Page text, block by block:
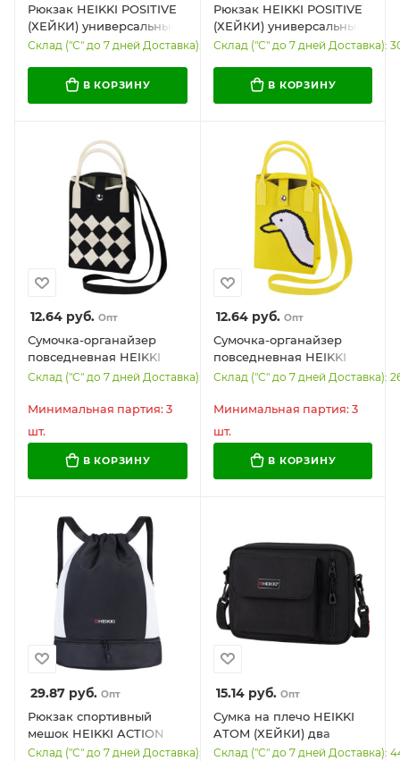
Рюкзак HEIKKI POSITIVE
(ХЕЙКИ) универсальный,
карман-антивор,
см, 273857
Склад ("С" до 7 дней Доставка): 126
В КОРЗИНУ
Рюкзак HEIKKI POSITIVE
(ХЕЙКИ) универсальный,
карман-антивор,
273854
Склад ("С" до 7 дней Доставка):
В КОРЗИНУ
12.64 руб. Опт
Сумочка-органайзер
повседневная HEIKKI
KNIT (ХЕЙКИ) кросс боди,
"Black&White", 273793
Склад ("С" до 7 дней Доставка): 5
Минимальная партия: 3
шт.
В КОРЗИНУ
12.64руб. Опт
Сумочка-органайзер
повседневная HEIKKI
KNIT (ХЕЙКИ) кросс боди,
"Yellow goose", 273791
Склад ("С" до 7 дней Доставка):
Минимальная партия: 3
шт.
В КОРЗИНУ
29.87 руб. Опт
Рюкзак спортивный
мешок HEIKKI ACTION
(ХЕЙКИ) с отделением
Склад ("С" до 7 дней Доставка): 1
15.14руб. Опт
Сумка на плечо HEIKKI
ATOM (ХЕЙКИ) два
кармана, черная, 17х22х6
Склад ("С" до 7 дней Доставка):